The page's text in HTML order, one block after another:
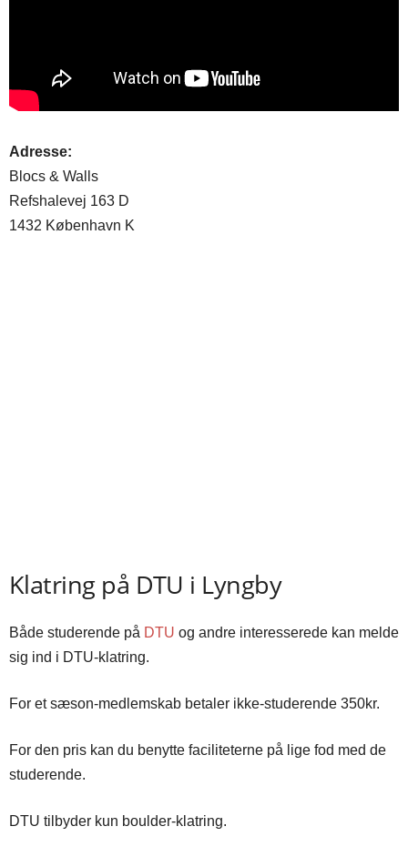
Adresse:
Blocs & Walls
Refshalevej 163 D
1432 København K
Klatring på DTU i Lyngby
Både studerende på DTU og andre interesserede kan melde
sig ind i DTU-klatring.
For et sæson-medlemskab betaler ikke-studerende 350kr.
For den pris kan du benytte faciliteterne på lige fod med de
studerende.
DTU tilbyder kun boulder-klatring.